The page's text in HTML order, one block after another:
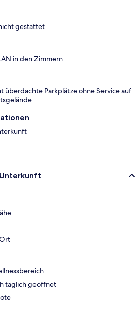
gestattet
in den Zimmern
überdachte Parkplätze ohne Service auf
täglich geöffnet